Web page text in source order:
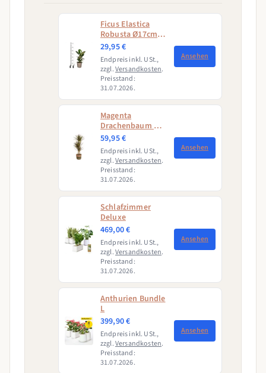
Ficus Elastica
Robusta Ø17cm -
↕50 - 60cm
29,95 €
Endpreis inkl. USt.,
zzgl.Versandkosten.
Preisstand:
31.07.2026.
Ansehen
Magenta
Drachenbaum mit
Korb (Dracaena
Marginata
Magenta)
59,95 €
Endpreis inkl. USt.,
zzgl.Versandkosten.
Preisstand:
31.07.2026.
Ansehen
Schlafzimmer
Deluxe
469,00 €
Endpreis inkl. USt.,
zzgl.Versandkosten.
Preisstand:
31.07.2026.
Ansehen
Anthurien Bundle
L
399,90 €
Endpreis inkl. USt.,
zzgl.Versandkosten.
Preisstand:
31.07.2026.
Ansehen